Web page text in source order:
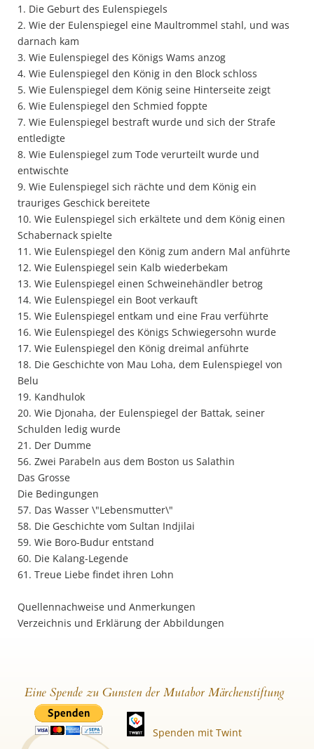
1. Die Geburt des Eulenspiegels
2. Wie der Eulenspiegel eine Maultrommel stahl, und was
darnach kam
3. Wie Eulenspiegel des Königs Wams anzog
4. Wie Eulenspiegel den König in den Block schloss
5. Wie Eulenspiegel dem König seine Hinterseite zeigt
6. Wie Eulenspiegel den Schmied foppte
7. Wie Eulenspiegel bestraft wurde und sich der Strafe
entledigte
8. Wie Eulenspiegel zum Tode verurteilt wurde und
entwischte
9. Wie Eulenspiegel sich rächte und dem König ein
trauriges Geschick bereitete
10. Wie Eulenspiegel sich erkältete und dem König einen
Schabernack spielte
11. Wie Eulenspiegel den König zum andern Mal anführte
12. Wie Eulenspiegel sein Kalb wiederbekam
13. Wie Eulenspiegel einen Schweinehändler betrog
14. Wie Eulenspiegel ein Boot verkauft
15. Wie Eulenspiegel entkam und eine Frau verführte
16. Wie Eulenspiegel des Königs Schwiegersohn wurde
17. Wie Eulenspiegel den König dreimal anführte
18. Die Geschichte von Mau Loha, dem Eulenspiegel von
Belu
19. Kandhulok
20. Wie Djonaha, der Eulenspiegel der Battak, seiner
Schulden ledig wurde
21. Der Dumme
56. Zwei Parabeln aus dem Boston us Salathin
Das Grosse
Die Bedingungen
57. Das Wasser \"Lebensmutter\"
58. Die Geschichte vom Sultan Indjilai
59. Wie Boro-Budur entstand
60. Die Kalang-Legende
61. Treue Liebe findet ihren Lohn
Quellennachweise und Anmerkungen
Verzeichnis und Erklärung der Abbildungen
Eine Spende zu Gunsten der Mutabor Märchenstiftung
Spenden mit Twint